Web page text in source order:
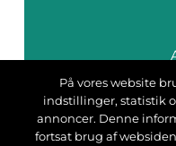
På vores website
indstillinger, statistik
annoncer. Denne
fortsat brug af